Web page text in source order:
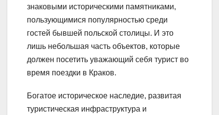
знаковыми историческими памятниками,
пользующимися популярностью среди
гостей бывшей польской столицы. И это
лишь небольшая часть объектов, которые
должен посетить уважающий себя турист во
время поездки в Краков.
Богатое историческое наследие, развитая
туристическая инфраструктура и